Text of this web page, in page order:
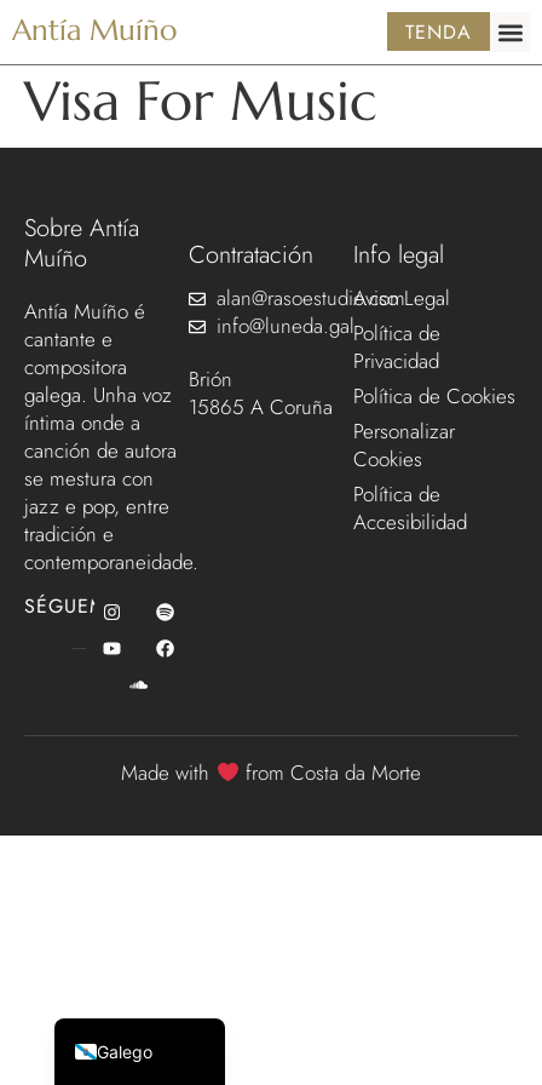
Antía Muíño TENDA
Visa For Music
Sobre Antía
Muíño
Antía Muíño é
cantante e
compositora
galega. Unha voz
íntima onde a
canción de autora
se mestura con
jazz e pop, entre
tradición e
contemporaneidade.
SÉGUEME
Contratación
alan@rasoestudio.com
info@luneda.gal
Brión
15865 A Coruña
Info legal
Aviso Legal
Política de
Privacidad
Política de Cookies
Personalizar
Cookies
Política de
Accesibilidad
Made with from Costa da Morte
Galego